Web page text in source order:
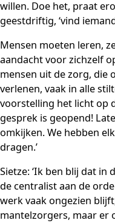
willen. Doe het, praat
geestdriftig, ‘vind
Mensen moeten leren,
aandacht voor zichzelf
mensen uit de zorg, die
verlenen, vaak in alle
voorstelling het licht op
gesprek is geopend!
omkijken. We hebben
dragen.’
Sietze: ‘Ik ben blij dat in
de centralist aan de
werk vaak ongezien
mantelzorgers, maar er